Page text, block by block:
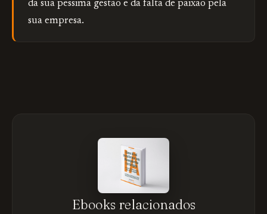
da sua pessima gestão e da falta de paixao pela
sua empresa.
Ebooks relacionados